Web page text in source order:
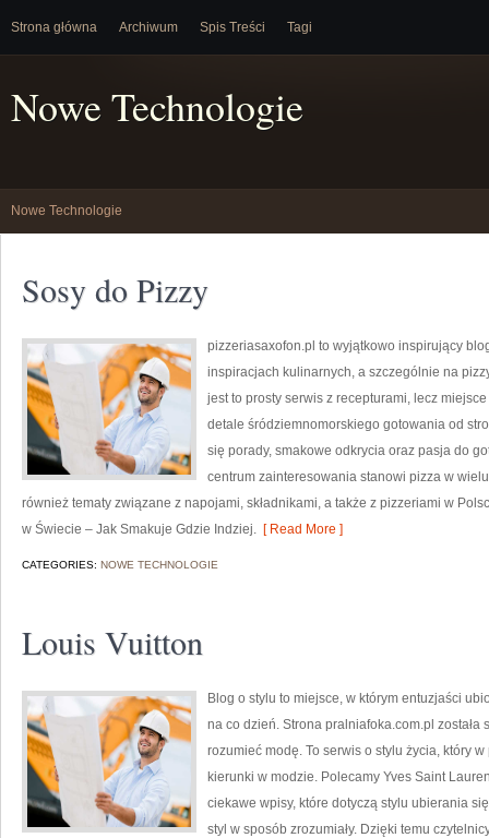
Strona główna Archiwum Spis Treści Tagi
Nowe Technologie
Nowe Technologie
Sosy do Pizzy
pizzeriasaxofon.pl to wyjątkowo inspirujący
inspiracjach kulinarnych, a szczególnie na
jest to prosty serwis z recepturami, lecz
detale śródziemnomorskiego gotowania od
się porady, smakowe odkrycia oraz pasja do
centrum zainteresowania stanowi pizza w
również tematy związane z napojami, składnikami, a także z pizzeriami w
w Świecie – Jak Smakuje Gdzie Indziej. [ Read More ]
CATEGORIES: NOWE TECHNOLOGIE
Louis Vuitton
Blog o stylu to miejsce, w którym entuzjaści
na co dzień. Strona pralniafoka.com.pl
rozumieć modę. To serwis o stylu życia, który
kierunki w modzie. Polecamy Yves Saint
ciekawe wpisy, które dotyczą stylu ubierania
styl w sposób zrozumiały. Dzięki temu